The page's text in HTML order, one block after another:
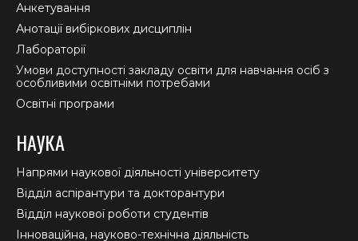
Анкетування
Анотації вибіркових дисциплін
Лабораторії
Умови доступності закладу освіти для навчання осіб з
особливими освітніми потребами
Освітні програми
НАУКА
Напрями наукової діяльності університету
Відділ аспірантури та докторантури
Відділ наукової роботи студентів
Інноваційна, науково-технічна діяльність